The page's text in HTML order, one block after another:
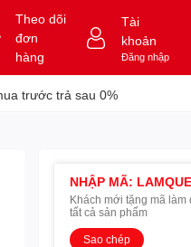
Theo dõi
đơn
hàng
Tài
khoản
Đăng nhập
trước trả sau 0%
NHẬP MÃ:
Khách mới tặng mã làm
tất cả sản phẩm
Sao chép